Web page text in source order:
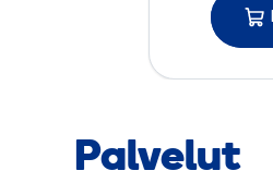
Palvelut